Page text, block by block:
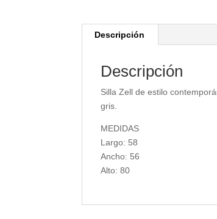
Descripción
Descripción
Silla Zell de estilo
gris.
MEDIDAS
Largo: 58
Ancho: 56
Alto: 80